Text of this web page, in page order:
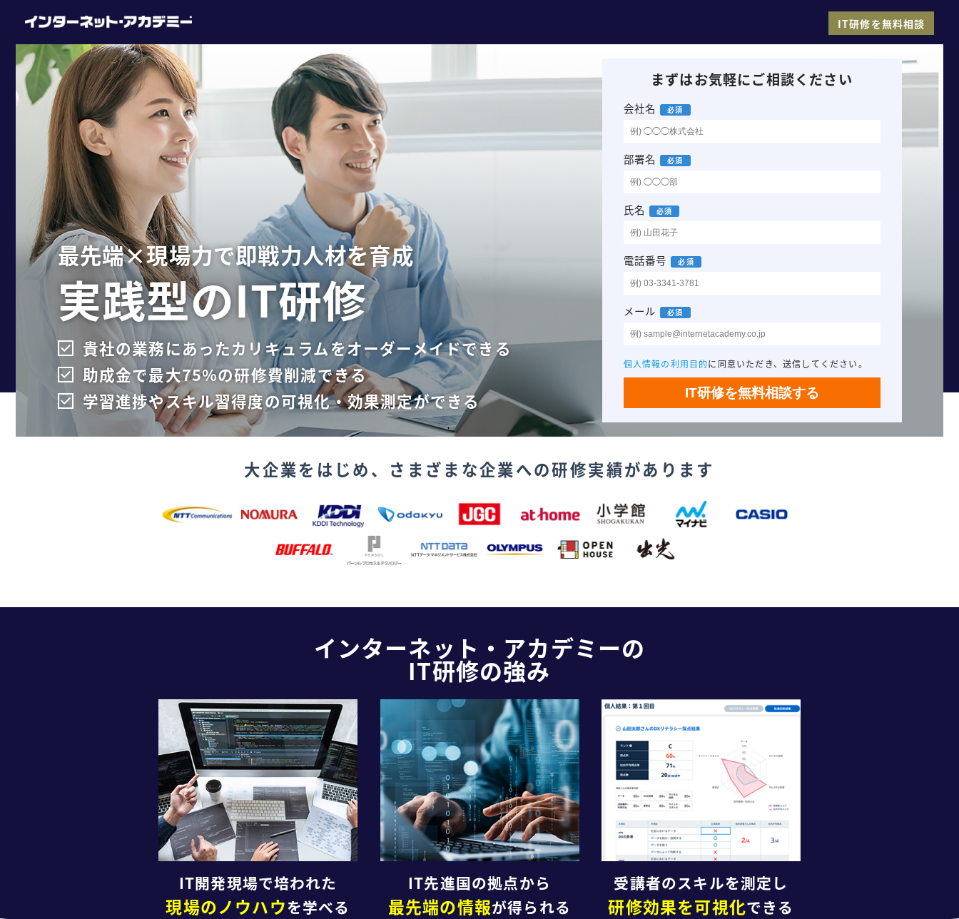
IT研修を無料相談
最先端×現場力で即戦力人材を育成
実践型のIT研修
貴社の業務にあったカリキュラムをオーダーメイドできる
助成金で最大75%の研修費削減できる
学習進捗やスキル習得度の可視化・効果測定ができる
まずはお気軽にご相談ください
会社名 必須
部署名 必須
氏名 必須
電話番号 必須
メール 必須
個人情報の利用目的に同意いただき、送信してください。
大企業をはじめ、 さまざまな企業への研修実績があります
インターネット・アカデミーの
IT研修の強み
IT開発現場で培われた
現場のノウハウを学べる
IT先進国の拠点から
最先端の情報が得られる
受講者のスキルを測定し
研修効果を可視化できる